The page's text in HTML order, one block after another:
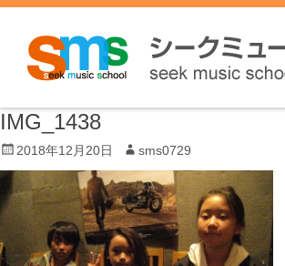
IMG_1438
P
o
t
d
2018年12月20日
A
u
t
h
o
r
sms0729